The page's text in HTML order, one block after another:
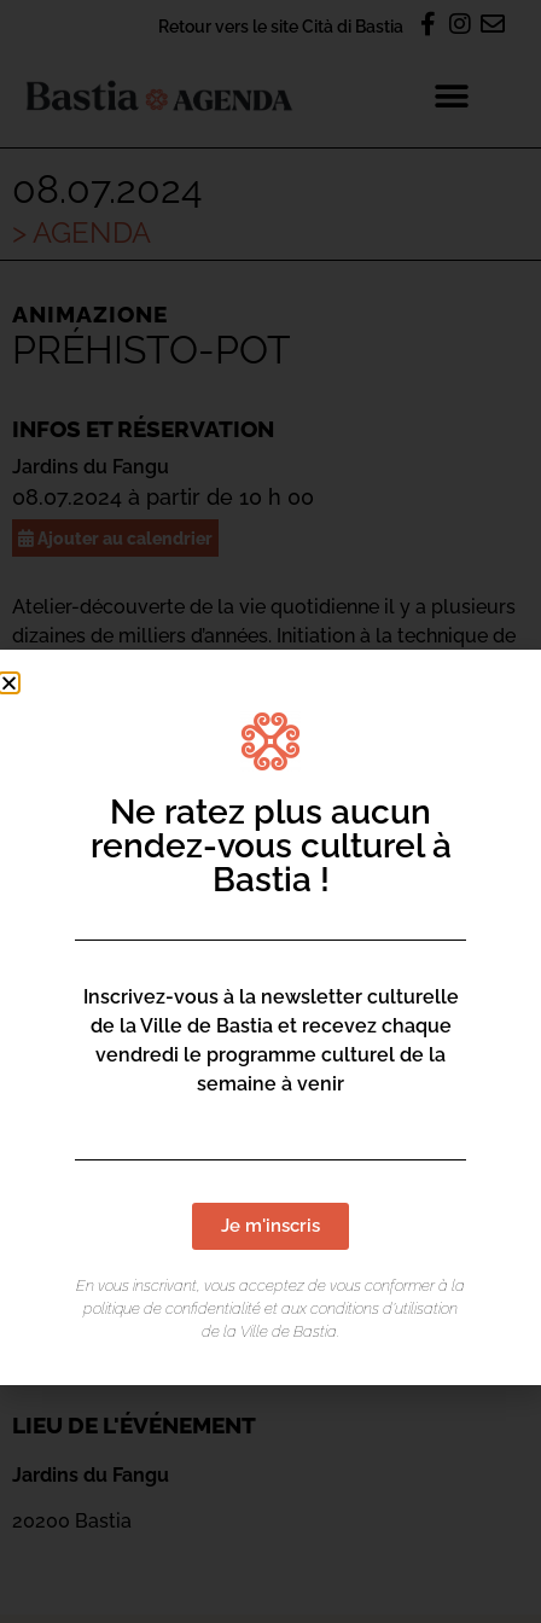
Retour vers le site Cità di Bastia
08.07.2024
> AGENDA
ANIMAZIONE
PRÉHISTO-POT
INFOS ET RÉSERVATION
Jardins du Fangu
08.07.2024 à partir de 10 h 00
Ajouter au calendrier
Atelier-découverte de la vie quotidienne il y a plusieurs
dizaines de milliers d’années. Initiation à la technique de
Adulte : 15€ ; enfants de plus de 7 ans : 10€
INSCRIPTION OBLIGATOIRE : 06 11 13 26 47 /
info.isles@yahoo.com
Le jeu continue sur instagram (isles.co) et facebook
LIEU DE L'ÉVÉNEMENT
Jardins du Fangu
20200 Bastia
Ne ratez plus aucun
rendez-vous culturel à
Bastia !
Inscrivez-vous à la newsletter culturelle
de la Ville de Bastia et recevez chaque
vendredi le programme culturel de la
semaine à venir
Je m'inscris
En vous inscrivant, vous acceptez de vous conformer à la
politique de confidentialité et aux conditions d’utilisation
de la Ville de Bastia.